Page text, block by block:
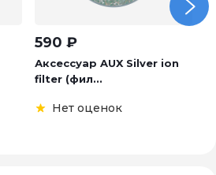
590 ₽
Аксессуар AUX Silver ion
filter (фил...
Нет оценок